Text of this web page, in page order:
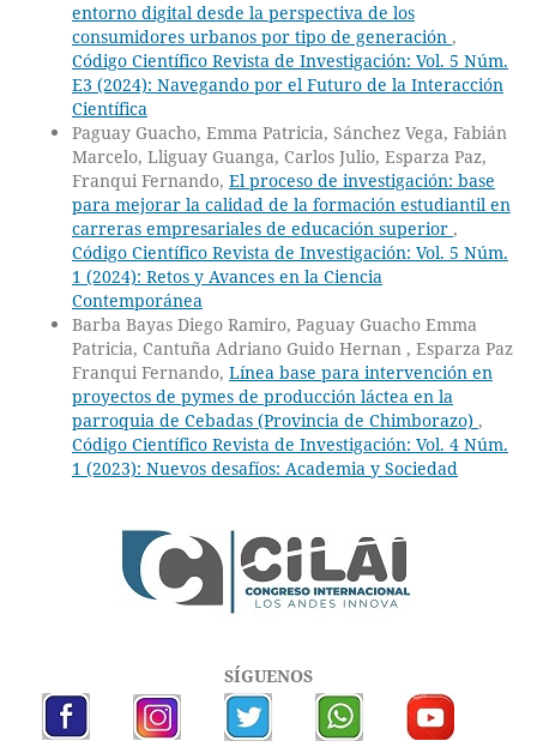
entorno digital desde la perspectiva de los
consumidores urbanos por tipo de generación ,
Código Científico Revista de Investigación: Vol. 5 Núm.
E3 (2024): Navegando por el Futuro de la Interacción
Científica
Paguay Guacho, Emma Patricia, Sánchez Vega, Fabián
Marcelo, Lliguay Guanga, Carlos Julio, Esparza Paz,
Franqui Fernando, El proceso de investigación: base
para mejorar la calidad de la formación estudiantil en
carreras empresariales de educación superior ,
Código Científico Revista de Investigación: Vol. 5 Núm.
1 (2024): Retos y Avances en la Ciencia
Contemporánea
Barba Bayas Diego Ramiro, Paguay Guacho Emma
Patricia, Cantuña Adriano Guido Hernan , Esparza Paz
Franqui Fernando, Línea base para intervención en
proyectos de pymes de producción láctea en la
parroquia de Cebadas (Provincia de Chimborazo) ,
Código Científico Revista de Investigación: Vol. 4 Núm.
1 (2023): Nuevos desafíos: Academia y Sociedad
SÍGUENOS